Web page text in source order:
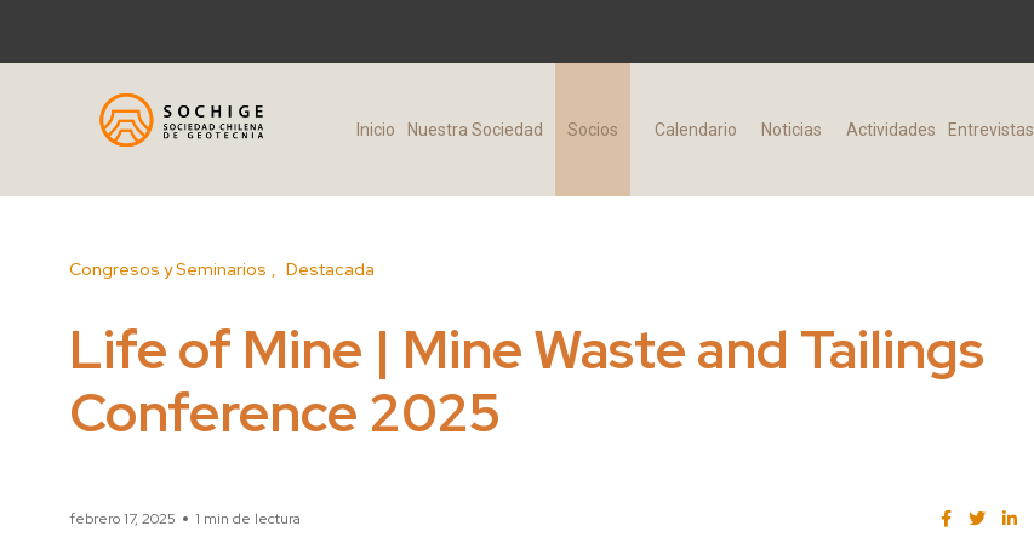
Inicio Nuestra Sociedad Socios Calendario Noticias Actividades Entrevistas
Congresos y Seminarios Destacada
Life of Mine | Mine Waste and Tailings
Conference 2025
febrero 17, 2025 1 min de lectura